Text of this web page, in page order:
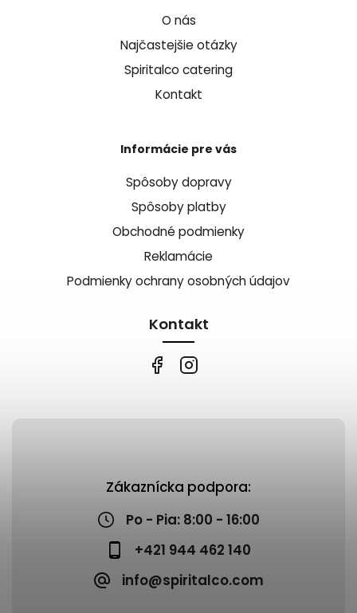
Zákaznícka podpora:
Po - Pia: 8:00 - 16:00
+421 944 462 140
info@spiritalco.com
O nás
Najčastejšie otázky
Spiritalco catering
Kontakt
Informácie pre vás
Spôsoby dopravy
Spôsoby platby
Obchodné podmienky
Reklamácie
Podmienky ochrany osobných údajov
Kontakt